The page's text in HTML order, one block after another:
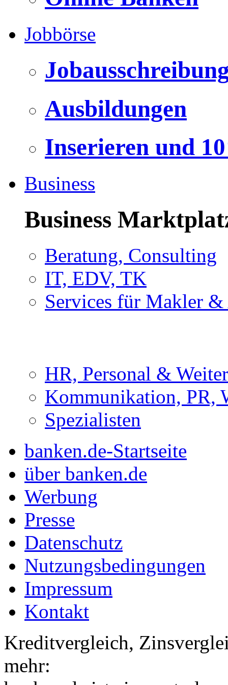
Jobbörse
Ausbildungen
Inserieren und
Business
Business
Beratung, Consulting
IT, EDV, TK
Services für Makler &
HR, Personal &
Kommunikation, PR,
Spezialisten
banken.de-Startseite
über banken.de
Werbung
Presse
Datenschutz
Nutzungsbedingungen
Impressum
Kontakt
Kreditvergleich,
mehr: